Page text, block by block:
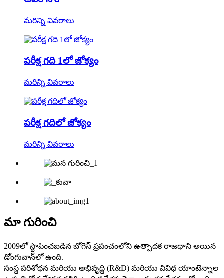
మరిన్ని వివరాలు
పరీక్ష గది 1లో జోక్యం
మరిన్ని వివరాలు
పరీక్ష గదిలో జోక్యం
మరిన్ని వివరాలు
మా గురించి
2009లో స్థాపించబడిన బోగెస్ ప్రపంచంలోని ఉత్పాదక రాజధాని అయిన
డోంగువాన్‌లో ఉంది.
సంస్థ పరిశోధన మరియు అభివృద్ధి (R&D) మరియు వివిధ యాంటెన్నాల